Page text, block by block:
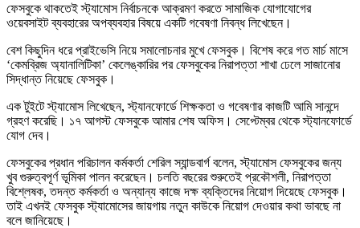
ফেসবুকে থাকতেই স্ট্যামোস নির্বাচনকে আক্রমণ করতে সামাজিক যোগাযোগের
ওয়েবসাইট ব্যবহারের অপব্যবহার বিষয়ে একটি গবেষণা নিবন্ধ লিখেছেন।
বেশ কিছুদিন ধরে প্রাইভেসি নিয়ে সমালোচনার মুখে ফেসবুক। বিশেষ করে গত মার্চ মাসে
‘কেমব্রিজ অ্যানালিটিকা’ কেলেঙ্কারির পর ফেসবুকের নিরাপত্তা শাখা ঢেলে সাজানোর
সিদ্ধান্ত নিয়েছে ফেসবুক।
এক টুইটে স্ট্যামোস লিখেছেন, স্ট্যানফোর্ডে শিক্ষকতা ও গবেষণার কাজটি আমি সানন্দে
গ্রহণ করেছি। ১৭ আগস্ট ফেসবুকে আমার শেষ অফিস। সেপ্টেম্বর থেকে স্ট্যানফোর্ডে
যোগ দেব।
ফেসবুকের প্রধান পরিচালন কর্মকর্তা শেরিল স্যান্ডবার্গ বলেন, স্ট্যামোস ফেসবুকের জন্য
খুব গুরুত্বপূর্ণ ভূমিকা পালন করেছেন। চলতি বছরের শুরুতেই প্রকৌশলী, নিরাপত্তা
বিশ্লেষক, তদন্ত কর্মকর্তা ও অন্যান্য কাজে দক্ষ ব্যক্তিদের নিয়োগ দিয়েছে ফেসবুক।
তাই এখনই ফেসবুক স্ট্যামোসের জায়গায় নতুন কাউকে নিয়োগ দেওয়ার কথা ভাবছে না
বলে জানিয়েছে।